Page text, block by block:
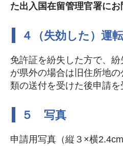
た出入国在留管理官署にお
４（失効した）運
免許証を紛失した方で、
が県外の場合は旧住所地
類の送付を受けた後申請を
５ 写真
申請用写真（縦３×横